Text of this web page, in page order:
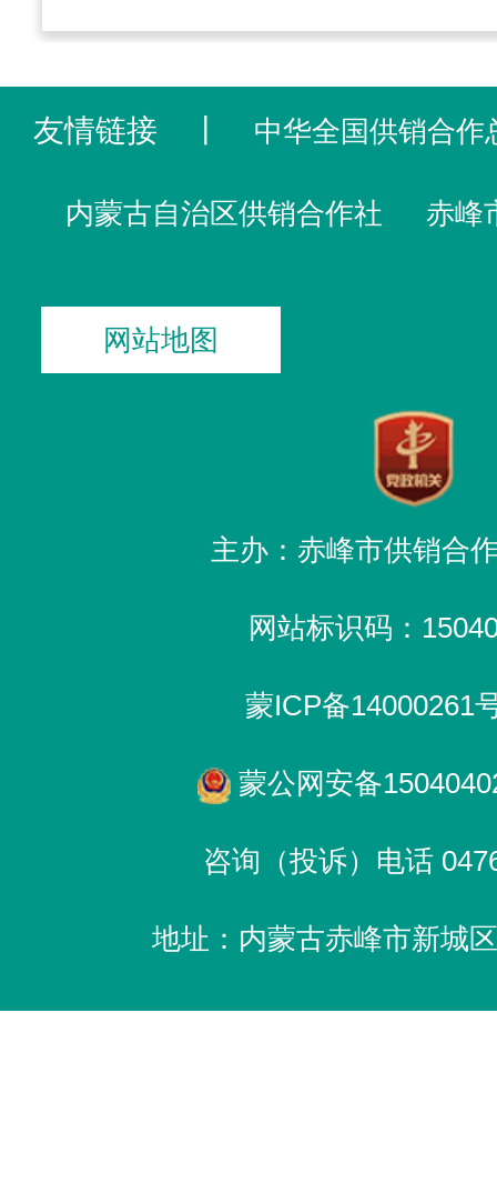
友情链接 中华全国供销合作
内蒙古自治区供销合作社 赤峰
网站地图
主办：赤峰市供销合
网站标识码：
蒙ICP备14000261
蒙公网安备
咨询（投诉）电话
地址：内蒙古赤峰市新城